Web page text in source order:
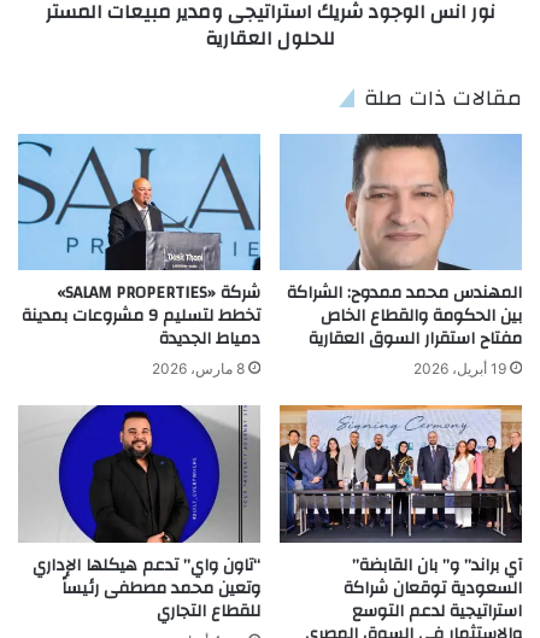
نور انس الوجود شريك استراتيجى ومدير مبيعات المستر
للحلول العقارية
مقالات ذات صلة
المهندس محمد ممدوح: الشراكة
بين الحكومة والقطاع الخاص
مفتاح استقرار السوق العقارية
19 أبريل، 2026
شركة «SALAM PROPERTIES»
تخطط لتسليم 9 مشروعات بمدينة
دمياط الجديدة
8 مارس، 2026
آي براند” و” بان القابضة”
السعودية توقعان شراكة
استراتيجية لدعم التوسع
“تاون واي” تدعم هيكلها الإداري
وتعين محمد مصطفى رئيساً
للقطاع التجاري